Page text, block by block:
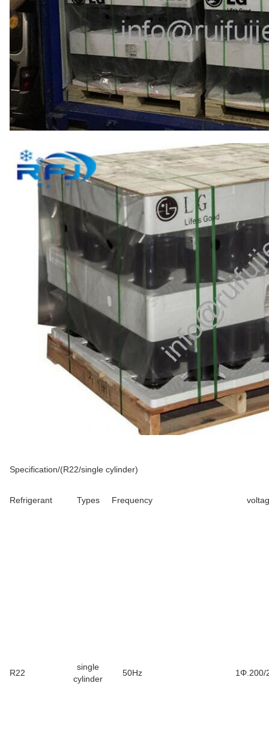
Specification/(R22/single cylinder)
Refrigerant Types Frequency
R22
single
cylinder
50Hz 1Φ.200/